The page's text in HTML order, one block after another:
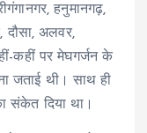
हनुमानगढ़,
दौसा, अलवर,
कहीं पर मेघगर्जन के
जताई थी। साथ ही
दिया था।